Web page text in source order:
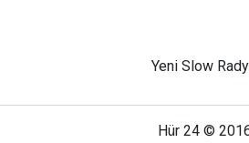
Yeni Slow
Hür 24 ©